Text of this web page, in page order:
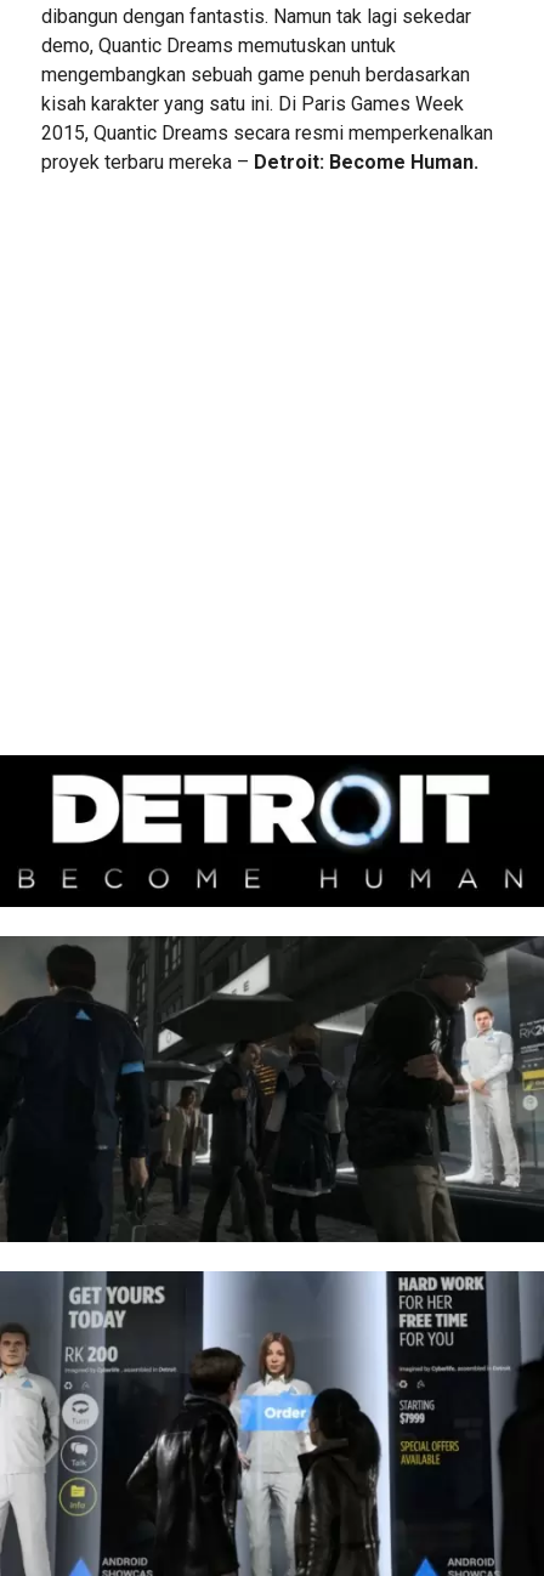
dibangun dengan fantastis. Namun tak lagi sekedar
demo, Quantic Dreams memutuskan untuk
mengembangkan sebuah game penuh berdasarkan
kisah karakter yang satu ini. Di Paris Games Week
2015, Quantic Dreams secara resmi memperkenalkan
proyek terbaru mereka – Detroit: Become Human.